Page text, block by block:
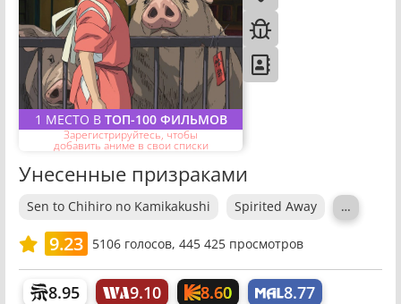
1 МЕСТО В ТОП-100 ФИЛЬМОВ
Зарегистрируйтесь, чтобы
добавить аниме в свои списки
Унесенные призраками
Sen to Chihiro no Kamikakushi Spirited Away …
9.23 5106голосов, 445 425 просмотров
8.95 9.10 8.60 8.77